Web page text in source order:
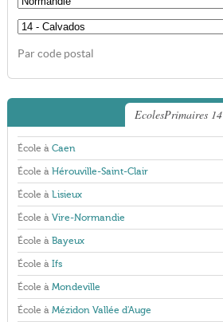
Par code postal
EcolesPrimaires 14
École à Caen
École à Hérouville-Saint-Clair
École à Lisieux
École à Vire-Normandie
École à Bayeux
École à Ifs
École à Mondeville
École à Mézidon Vallée d'Auge